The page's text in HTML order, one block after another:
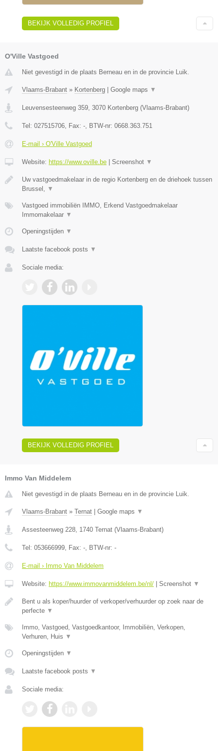
BEKIJK VOLLEDIG PROFIEL
O'Ville Vastgoed
Niet gevestigd in de plaats Berneau en in de provincie Luik.
Vlaams-Brabant » Kortenberg Google maps ▼
Leuvensesteenweg 359, 3070 Kortenberg (Vlaams-Brabant)
Tel: 027515706, Fax: -, BTW-nr: 0668.363.751
E-mail › O'Ville Vastgoed
Website: https://www.oville.be Screenshot ▼
Uw vastgoedmakelaar in de regio Kortenberg en de driehoek tussen
Brussel, ▼
Vastgoed immobiliën IMMO, Erkend Vastgoedmakelaar
Immomakelaar ▼
Openingstijden ▼
Laatste facebook posts ▼
Sociale media:
BEKIJK VOLLEDIG PROFIEL
Immo Van Middelem
Niet gevestigd in de plaats Berneau en in de provincie Luik.
Vlaams-Brabant » Ternat Google maps ▼
Assesteenweg 228 1740 Ternat (Vlaams-Brabant)
Tel: 053666999 , Fax: - , BTW-nr: -
E-mail › Immo Van Middelem
Website: https://www.immovanmiddelem.be/nl/ Screenshot ▼
Bent u als koper/huurder of verkoper/verhuurder op zoek naar de
perfecte ▼
Immo, Vastgoed, Vastgoedkantoor, Immobiliën, Verkopen,
Verhuren, Huis ▼
Openingstijden ▼
Laatste facebook posts ▼
Sociale media: